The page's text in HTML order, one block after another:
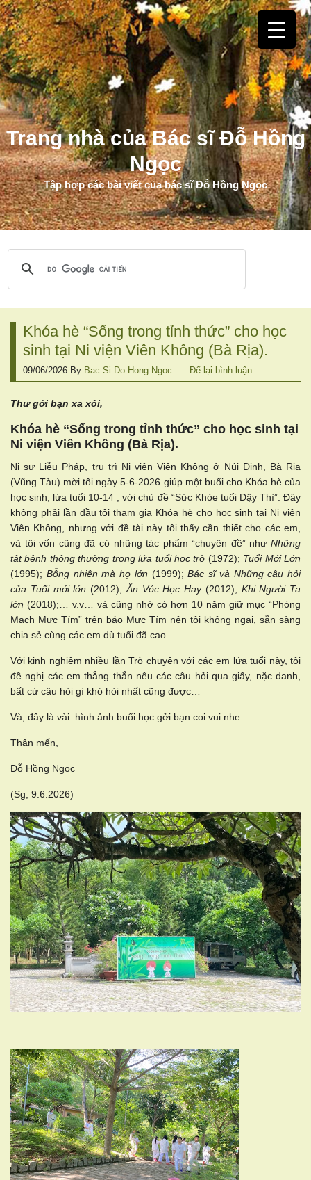
Trang nhà của Bác sĩ Đỗ Hồng
Ngọc
Tập hợp các bài viết của bác sĩ Đỗ Hồng Ngọc
Khóa hè “Sống trong tỉnh thức” cho học
sinh tại Ni viện Viên Không (Bà Rịa).
09/06/2026 By Bac Si Do Hong Ngoc Để lại bình luận
Thư gởi bạn xa xôi,
Khóa hè “Sống trong tỉnh thức” cho học sinh tại
Ni viện Viên Không (Bà Rịa).
Ni sư Liễu Pháp, trụ trì Ni viện Viên Không ở Núi Dinh, Bà Rịa
(Vũng Tàu) mời tôi ngày 5-6-2026 giúp một buổi cho Khóa hè của
học sinh, lứa tuổi 10-14 , với chủ đề “Sức Khỏe tuổi Dậy Thì”. Đây
không phải lần đầu tôi tham gia Khóa hè cho học sinh tại Ni viện
Viên Không, nhưng với đề tài này tôi thấy cần thiết cho các em,
và tôi vốn cũng đã có những tác phẩm “chuyên đề” như Những
tật bệnh thông thường trong lứa tuổi học trò (1972); Tuổi Mới Lớn
(1995); Bỗng nhiên mà họ lớn (1999);Bác sĩ và Những câu hỏi
của Tuổi mới lớn (2012); Ăn Vóc Học Hay(2012); Khi Người Ta
lớn (2018);… v.v… và cũng nhờ có hơn 10 năm giữ mục “Phòng
Mạch Mực Tím” trên báo Mực Tím nên tôi không ngại, sẵn sàng
chia sẻ cùng các em dù tuổi đã cao…
Với kinh nghiệm nhiều lần Trò chuyện với các em lứa tuổi này, tôi
đề nghị các em thẳng thắn nêu các câu hỏi qua giấy, nặc danh,
bất cứ câu hỏi gì khó hỏi nhất cũng được…
Và, đây là vài hình ảnh buổi học gởi bạn coi vui nhe.
Thân mến,
Đỗ Hồng Ngọc
(Sg, 9.6.2026)